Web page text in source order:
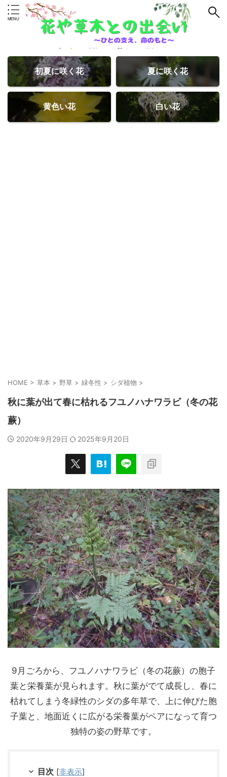
初夏に咲く花 夏に咲く花
黄色い花 白い花
HOME > 草本 > 野草 > 緑冬性 > シダ植物 >
秋に葉が出て春に枯れるフユノハナワラビ（冬の花
蕨）
2020年9月29日 2025年9月20日
9月ごろから、フユノハナワラビ（冬の花蕨）の胞子
葉と栄養葉が見られます。秋に葉がでて成長し、春に
枯れてしまう冬緑性のシダの多年草で、上に伸びた胞
子葉と、地面近くに広がる栄養葉がペアになって育つ
独特の姿の野草です。
目次 [非表示]